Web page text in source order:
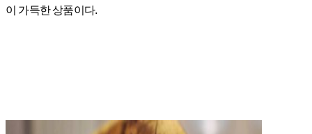
이 가득한 상품이다.